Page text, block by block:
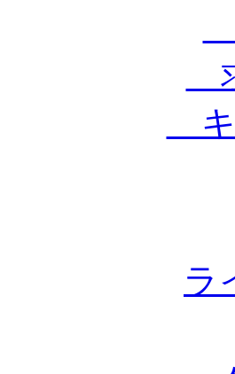
キ
ラ